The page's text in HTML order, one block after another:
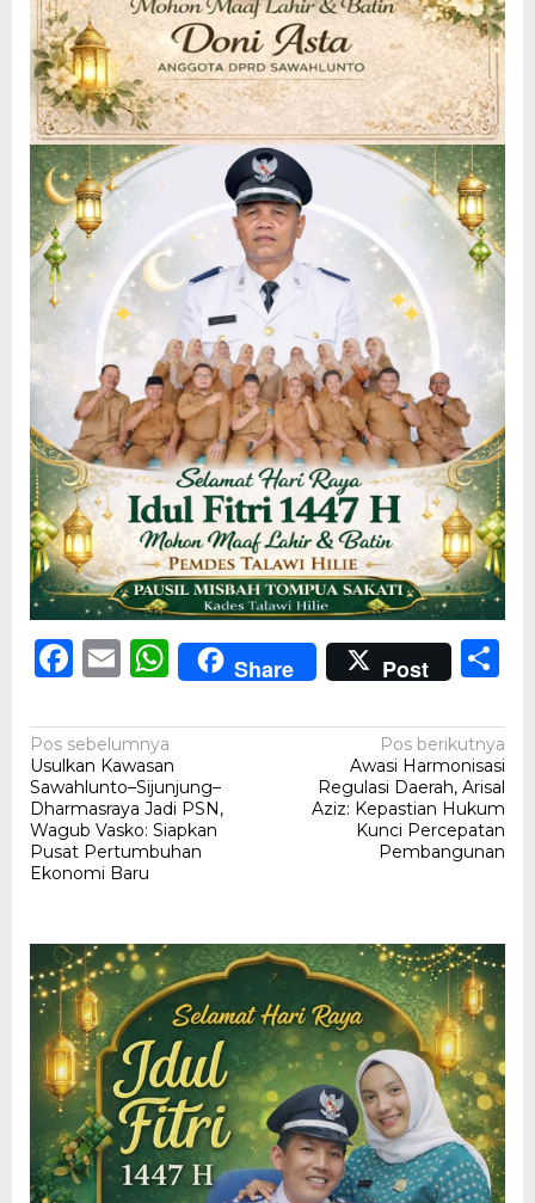
Facebook
EmailWhatsApp
Share Post
Navigasi
pos
Pos sebelumnya
Usulkan Kawasan
Sawahlunto–Sijunjung–
Dharmasraya Jadi PSN,
Wagub Vasko: Siapkan
Pusat Pertumbuhan
Ekonomi Baru
Pos berikutnya
Awasi Harmonisasi
Regulasi Daerah, Arisal
Aziz: Kepastian Hukum
Kunci Percepatan
Pembangunan